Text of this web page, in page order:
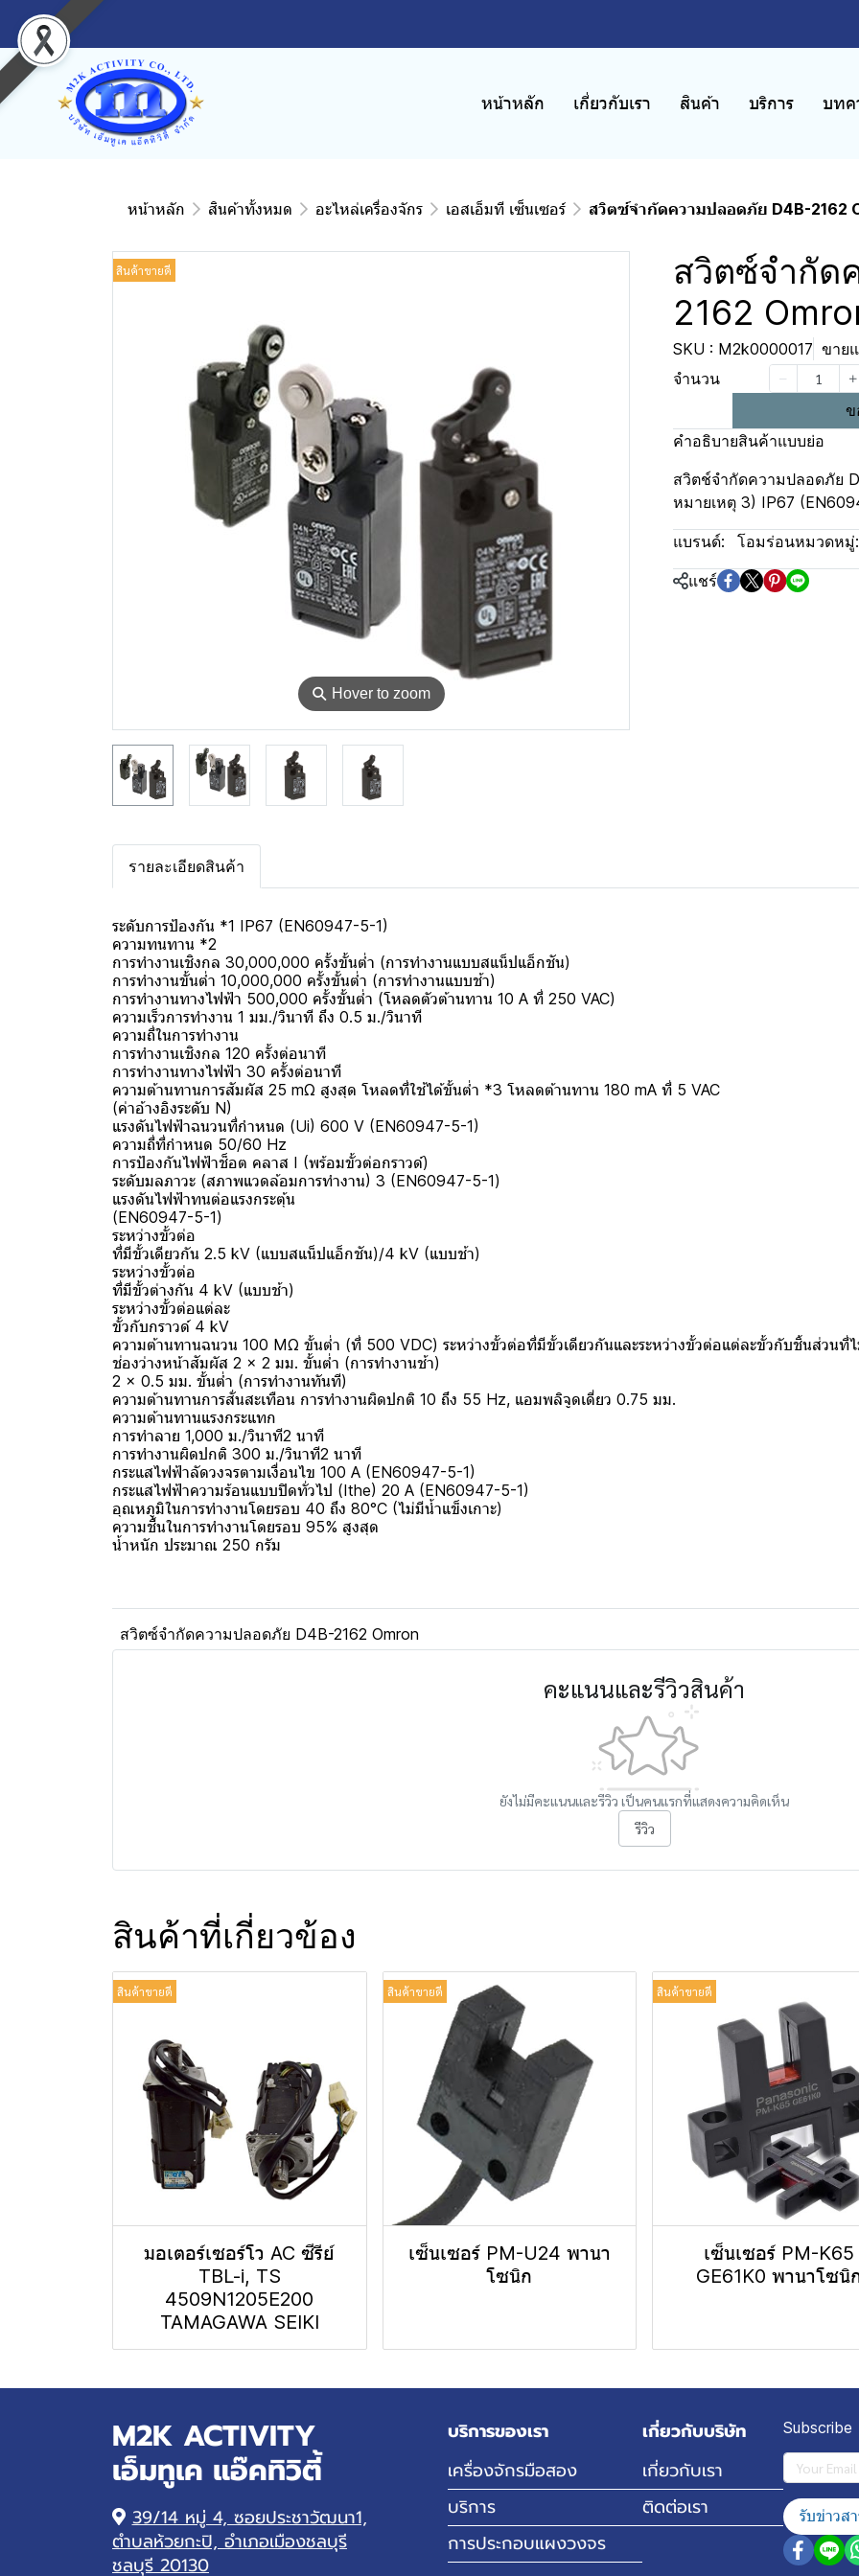
หน้าหลัก เกี่ยวกับเรา สินค้า บริการ บทค
หน้าหลัก สินค้าทั้งหมด อะไหล่เครื่องจักร เอสเอ็มที เซ็นเซอร์ สวิตซ์จำกัดความปลอดภัย D4B-2162
⚲ Hover to zoom
สินค้าขายดี
สวิตซ์จำกัด
2162
SKU : M2k0000017 ขาย
จำนวน
ข
คำอธิบายสินค้าแบบย่อ
สวิตช์จำกัดความปลอดภัย
หมายเหตุ 3) IP67
แบรนด์: โอมร่อนหมวดหมู่:
แชร์
รายละเอียดสินค้า
ระดับการป้องกัน *1 IP67 (EN60947-5-1)
ความทนทาน *2
การทำงานเชิงกล 30,000,000 ครั้งขั้นต่ำ (การทำงานแบบสแน็ปแอ็กชัน)
การทำงานขั้นต่ำ 10,000,000 ครั้งขั้นต่ำ (การทำงานแบบช้า)
การทำงานทางไฟฟ้า 500,000 ครั้งขั้นต่ำ (โหลดตัวต้านทาน 10 A ที่ 250 VAC)
ความเร็วการทำงาน 1 มม./วินาที ถึง 0.5 ม./วินาที
ความถี่ในการทำงาน
การทำงานเชิงกล 120 ครั้งต่อนาที
การทำงานทางไฟฟ้า 30 ครั้งต่อนาที
ความต้านทานการสัมผัส 25 mΩ สูงสุด โหลดที่ใช้ได้ขั้นต่ำ *3 โหลดต้านทาน 180 mA ที่ 5 VAC
(ค่าอ้างอิงระดับ N)
แรงดันไฟฟ้าฉนวนที่กำหนด (Ui) 600 V (EN60947-5-1)
ความถี่ที่กำหนด 50/60 Hz
การป้องกันไฟฟ้าช็อต คลาส I (พร้อมขั้วต่อกราวด์)
ระดับมลภาวะ (สภาพแวดล้อมการทำงาน) 3 (EN60947-5-1)
แรงดันไฟฟ้าทนต่อแรงกระตุ้น
(EN60947-5-1)
ระหว่างขั้วต่อ
ที่มีขั้วเดียวกัน 2.5 kV (แบบสแน็ปแอ็กชัน)/4 kV (แบบช้า)
ระหว่างขั้วต่อ
ที่มีขั้วต่างกัน 4 kV (แบบช้า)
ระหว่างขั้วต่อแต่ละ
ขั้วกับกราวด์ 4 kV
ความต้านทานฉนวน 100 MΩ ขั้นต่ำ (ที่ 500 VDC) ระหว่างขั้วต่อที่มีขั้วเดียวกันและระหว่างขั้วต่อแต่ละขั้วกับชิ้นส่วนที่
ช่องว่างหน้าสัมผัส 2 × 2 มม. ขั้นต่ำ (การทำงานช้า)
2 × 0.5 มม. ขั้นต่ำ (การทำงานทันที)
ความต้านทานการสั่นสะเทือน การทำงานผิดปกติ 10 ถึง 55 Hz, แอมพลิจูดเดี่ยว 0.75 มม.
ความต้านทานแรงกระแทก
การทำลาย 1,000 ม./วินาที2 นาที
การทำงานผิดปกติ 300 ม./วินาที2 นาที
กระแสไฟฟ้าลัดวงจรตามเงื่อนไข 100 A (EN60947-5-1)
กระแสไฟฟ้าความร้อนแบบปิดทั่วไป (Ithe) 20 A (EN60947-5-1)
อุณหภูมิในการทำงานโดยรอบ 40 ถึง 80°C (ไม่มีน้ำแข็งเกาะ)
ความชื้นในการทำงานโดยรอบ 95% สูงสุด
น้ำหนัก ประมาณ 250 กรัม
สวิตซ์จำกัดความปลอดภัย D4B-2162 Omron
คะแนนและรีวิวสินค้า
ยังไม่มีคะแนนและรีวิว เป็นคนแรกที่แสดงความคิดเห็น
รีวิว
สินค้าที่เกี่ยวข้อง
สินค้าขายดี
มอเตอร์เซอร์โว AC ซีรีย์
TBL-i, TS
4509N1205E200
TAMAGAWA SEIKI
สินค้าขายดี
เซ็นเซอร์ PM-U24 พานา
โซนิก
สินค้าขายดี
เซ็นเซอร์ PM-K65
GE61K0 พานาโซนิ
M2K ACTIVITY
เอ็มทูเค แอ๊คทิวิตี้
39/14 หมู่ 4, ซอยประชาวัฒนา1,
ตำบลห้วยกะปิ, อำเภอเมืองชลบุรี
ชลบุรี 20130
บริการของเรา
เครื่องจักรมือสอง
บริการ
การประกอบแผงวงจร
เกี่ยวกับบริษัท
เกี่ยวกับเรา
ติดต่อเรา
Subscribe
รับข่าวส